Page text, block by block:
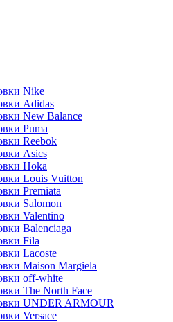
Nike
Adidas
New Balance
Puma
Reebok
Asics
Hoka
Louis Vuitton
Premiata
Salomon
Valentino
Balenciaga
Fila
Lacoste
Maison Margiela
off-white
The North Face
UNDER ARMOUR
Versace